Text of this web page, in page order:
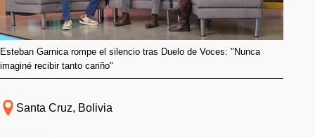
Esteban Garnica rompe el silencio tras Duelo de Voces: "Nunca
imaginé recibir tanto cariño"
Santa Cruz, Bolivia